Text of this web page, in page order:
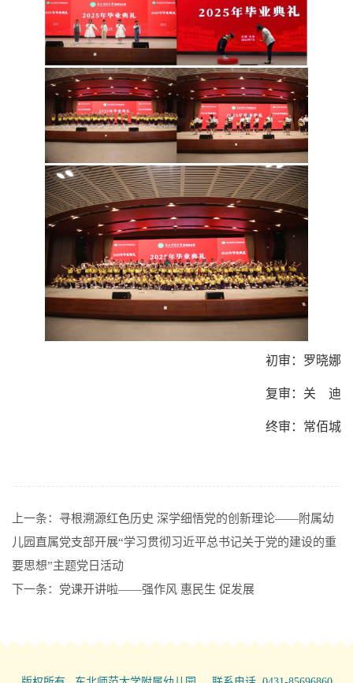
初审：罗晓娜
复审：关 迪
终审：常佰城
上一条： 寻根溯源红色历史 深学细悟党的创新理论——附属幼
儿园直属党支部开展“学习贯彻习近平总书记关于党的建设的重
要思想”主题党日活动
下一条： 党课开讲啦——强作风 惠民生 促发展